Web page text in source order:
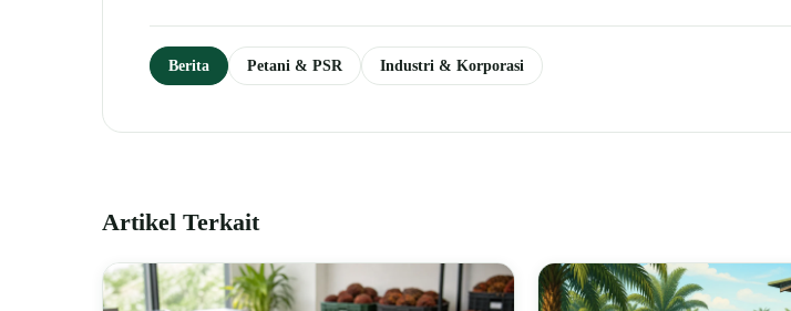
Berita Petani & PSR Industri & Korporasi
Artikel Terkait